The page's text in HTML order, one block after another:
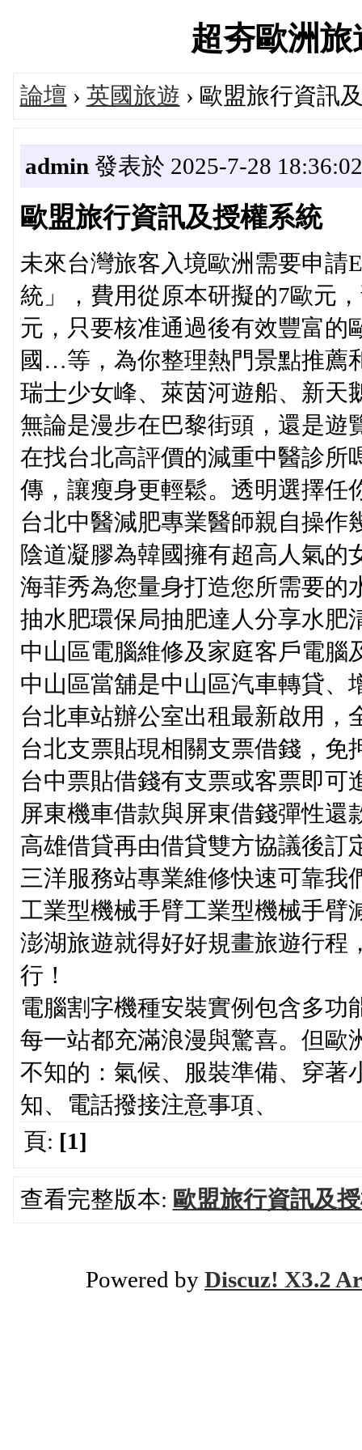
超夯歐洲
論壇 › 英國旅遊 › 歐盟旅行資訊
admin 發表於 2025-7-28 18:36:02
歐盟旅行資訊及授權系統
未來台灣旅客入境歐洲需要申請
統」，費用從原本研擬的7歐元
元，只要核准通過後有效豐富的
國…等，為你整理熱門景點推薦
瑞士少女峰、萊茵河遊船、新天
無論是漫步在巴黎街頭，還是遊
在找台北高評價的減重中醫診所
傳，讓瘦身更輕鬆。透明選擇任
台北中醫減肥專業醫師親自操作
陰道凝膠為韓國擁有超高人氣的
海菲秀為您量身打造您所需要的
抽水肥環保局抽肥達人分享水肥
中山區電腦維修及家庭客戶電腦
中山區當舖是中山區汽車轉貸、
台北車站辦公室出租最新啟用，
台北支票貼現相關支票借錢，免
台中票貼借錢有支票或客票即可
屏東機車借款與屏東借錢彈性還
高雄借貸再由借貸雙方協議後訂
三洋服務站專業維修快速可靠我
工業型機械手臂工業型機械手臂
澎湖旅遊就得好好規畫旅遊行程
行！
電腦割字機種安裝實例包含多功
每一站都充滿浪漫與驚喜。但歐
不知的：氣候、服裝準備、穿著
知、電話撥接注意事項、
頁: [1]
查看完整版本: 歐盟旅行資訊及
Powered by Discuz! X3.2